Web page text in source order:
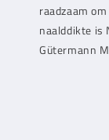
raadzaam
naalddikte is
Gütermann